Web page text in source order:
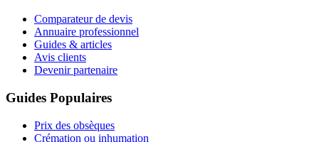
Comparateur de devis
Annuaire professionnel
Guides & articles
Avis clients
Devenir partenaire
Guides Populaires
Prix des obsèques
Crémation ou inhumation